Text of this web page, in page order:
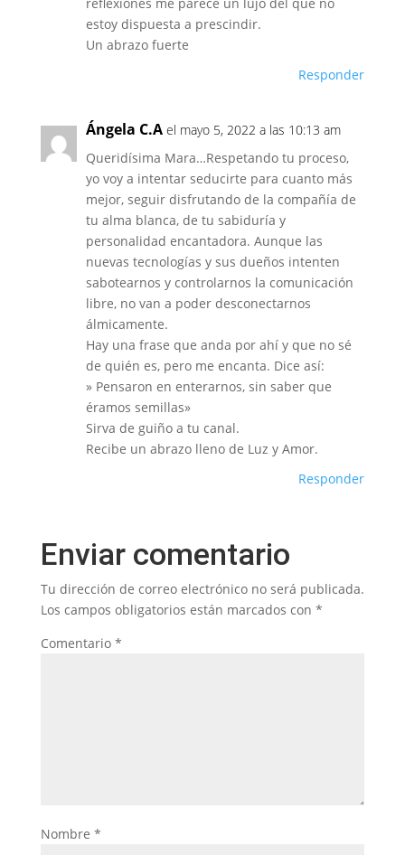
estoy dispuesta a prescindir.
Un abrazo fuerte
Responder
Ángela C.A el mayo 5, 2022 a las 10:13 am
Queridísima Mara…Respetando tu proceso,
yo voy a intentar seducirte para cuanto más
mejor, seguir disfrutando de la compañía de
tu alma blanca, de tu sabiduría y
personalidad encantadora. Aunque las
nuevas tecnologías y sus dueños intenten
sabotearnos y controlarnos la comunicación
libre, no van a poder desconectarnos
álmicamente.
Hay una frase que anda por ahí y que no sé
de quién es, pero me encanta. Dice así:
» Pensaron en enterarnos, sin saber que
éramos semillas»
Sirva de guiño a tu canal.
Recibe un abrazo lleno de Luz y Amor.
Responder
Enviar comentario
Tu dirección de correo electrónico no será publicada.
Los campos obligatorios están marcados con *
Comentario *
Nombre *